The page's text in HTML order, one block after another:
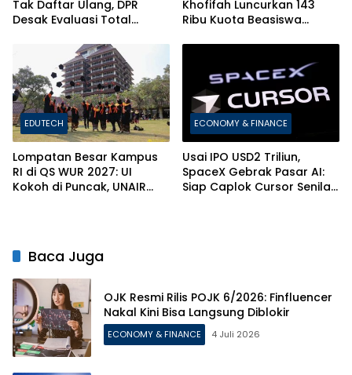
Tak Daftar Ulang, DPR
Desak Evaluasi Total
Khofifah Luncurkan 143
Ribu Kuota Beasiswa
Jatim
EDUTECH
Lompatan Besar Kampus
RI di QS WUR 2027: UI
Kokoh di Puncak, UNAIR
ECONOMY & FINANCE
Usai IPO USD2 Triliun,
SpaceX Gebrak Pasar AI:
Siap Caplok Cursor Senilai
Baca Juga
OJK Resmi Rilis POJK 6/2026: Finfluencer
Nakal Kini Bisa Langsung Diblokir
ECONOMY & FINANCE 4 Juli 2026